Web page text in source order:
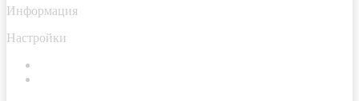
Информация
Настройки